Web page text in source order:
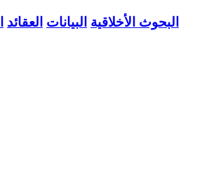
البحوث الأخلاقية البيانات العقائد